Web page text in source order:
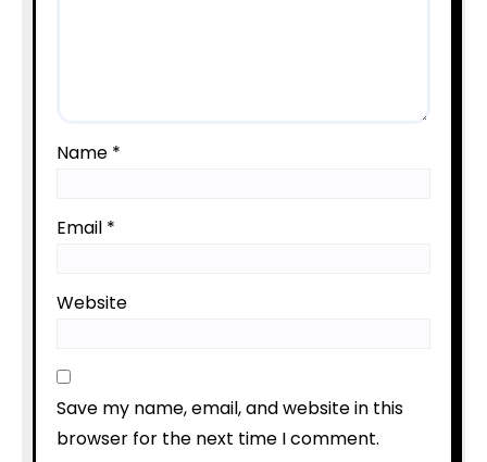
Name *
Email *
Website
Save my name, email, and website in this
browser for the next time I comment.